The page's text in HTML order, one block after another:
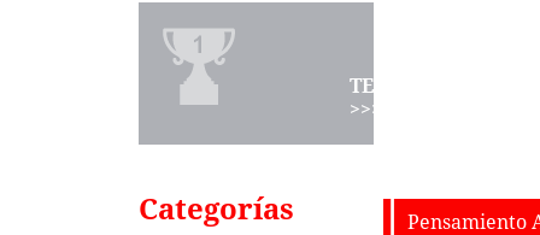
TERNAS
>>>
Categorías Pensamiento